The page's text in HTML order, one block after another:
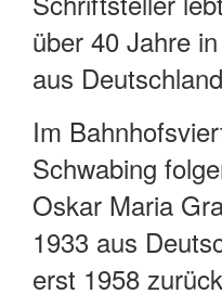
über 40 Jahre
aus
Im
Schwabing
Oskar Maria
1933 aus
erst 1958